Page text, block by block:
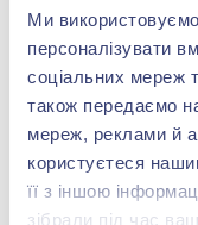
Ми
персоналізувати
соціальних мереж
також передаємо
мереж, реклами й
користуєтеся
її з іншою
зібрали під час
(арт. 310319)
Купити
-56%